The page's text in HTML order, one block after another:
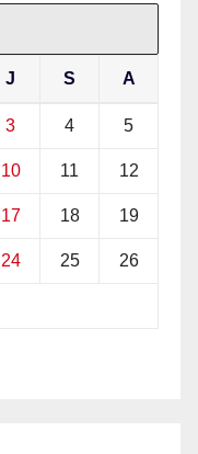
J S A
3 4 5
10 11 12
17 18 19
24 25 26